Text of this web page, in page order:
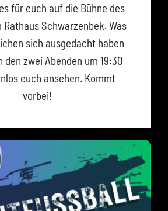
für euch auf die Bühne des
Rathaus Schwarzenbek. Was
sich ausgedacht haben
den zwei Abenden um 19:30
euch ansehen. Kommt
vorbei!